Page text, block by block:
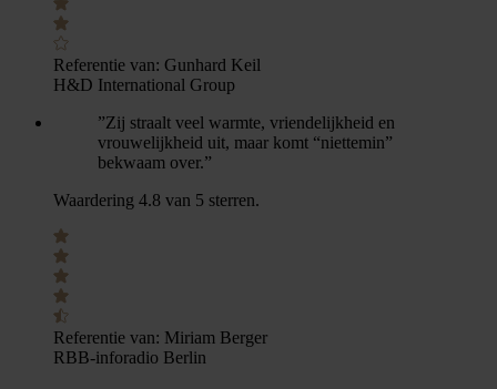
Referentie van: Gunhard Keil
H&D International Group
”Zij straalt veel warmte, vriendelijkheid en
vrouwelijkheid uit, maar komt “niettemin”
bekwaam over.”
Waardering 4.8 van 5 sterren.
Referentie van: Miriam Berger
RBB-inforadio Berlin